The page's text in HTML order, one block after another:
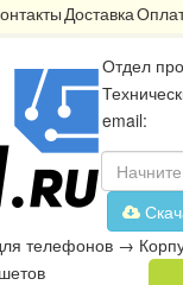
Доставка
Отдел
email:
телефонов →